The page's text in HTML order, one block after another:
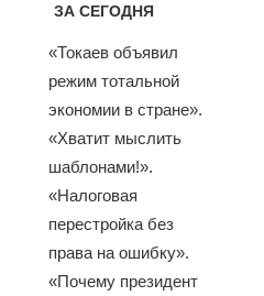
ЗА СЕГОДНЯ
«Токаев объявил
режим тотальной
экономии в стране».
«Хватит мыслить
шаблонами!».
«Налоговая
перестройка без
права на ошибку».
«Почему президент